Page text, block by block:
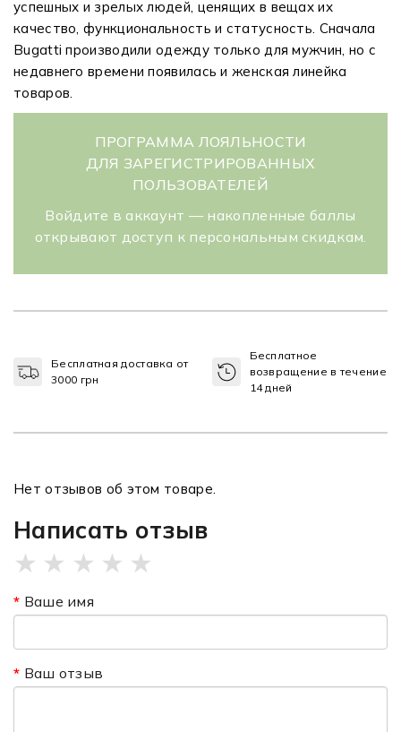
успешных и зрелых людей, ценящих в вещах их
качество, функциональность и статусность. Сначала
Bugatti производили одежду только для мужчин, но с
недавнего времени появилась и женская линейка
товаров.
ПРОГРАММА ЛОЯЛЬНОСТИ
ДЛЯ ЗАРЕГИСТРИРОВАННЫХ
ПОЛЬЗОВАТЕЛЕЙ
Войдите в аккаунт — накопленные баллы
открывают доступ к персональным скидкам.
Бесплатная доставка от
3000 грн
Бесплатное
возвращение в течение
14 дней
Нет отзывов об этом товаре.
Написать отзыв
★ ★ ★ ★ ★
Ваше имя
Ваш отзыв